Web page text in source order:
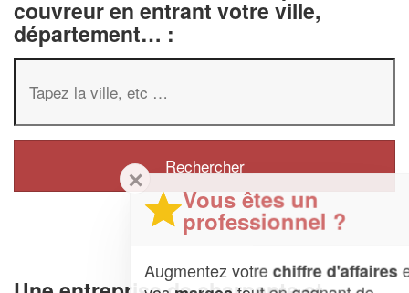
couvreur en entrant votre ville,
département… :
Vous êtes un
professionnel ?
Augmentez votrechiffre d'affaireset